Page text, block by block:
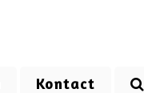
Kontact